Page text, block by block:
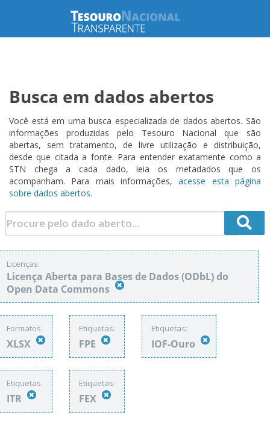
Busca em dados abertos
Você está em uma busca especializada de dados abertos. São
informações produzidas pelo Tesouro Nacional que são
abertas, sem tratamento, de livre utilização e distribuição,
desde que citada a fonte. Para entender exatamente como a
STN chega a cada dado, leia os metadados que os
acompanham. Para mais informações,acesse esta página
sobre dados abertos.
Licenças:
Licença Aberta para Bases de Dados (ODbL) do
Open Data Commons
Formatos:
XLSX
Etiquetas:
FPE
Etiquetas:
IOF-Ouro
Etiquetas:
ITR
Etiquetas:
FEX